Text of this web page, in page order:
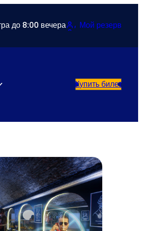
до 8:00 вечера Мой резерв
Купить билет